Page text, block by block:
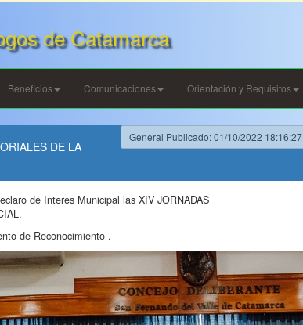
de Catamarca
Beneficios Comunicaciones Orientación y Requisitos
General Publicado: 01/10/2022 18:16:27
DE LA
de Interes Municipal las XIV JORNADAS
de Reconocimiento .